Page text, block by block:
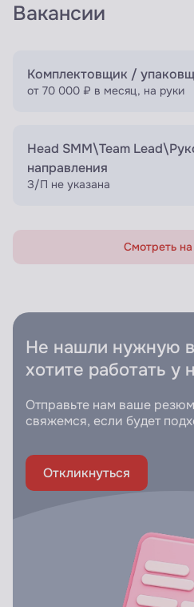
Вакансии
Комплектовщик /
от 70 000 ₽ в месяц, на руки
Head SMM\Team
направления
З/П не указана
Смотреть
Не нашли нужную
хотите работать у
Отправьте нам ваше
свяжемся, если будет
Откликнуться